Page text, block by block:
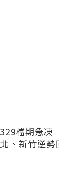
329檔期急
北、新竹逆勢